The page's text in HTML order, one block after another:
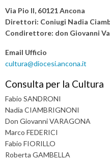
o
s
t
N
a
i
g
a
t
i
o
Via Pio II, 60121 Ancona
Direttori: Coniugi Nadia
Condirettore: don Giovanni
Email Ufficio
cultura@diocesi.ancona.it
Consulta per la Cultura
Fabio SANDRONI
Nadia CIAMBRIGNONI
Don Giovanni VARAGONA
Marco FEDERICI
Fabio FIORILLO
Roberta GAMBELLA